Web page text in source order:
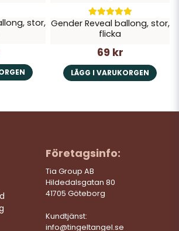
stor, Gender Reveal ballong, stor,
flicka
69 kr
LÄGG I VARUKORGEN
Företagsinfo:
Tia Group AB
Hildedalsgatan 80
41705 Göteborg
Kundtjänst:
info@tingeltangel.se